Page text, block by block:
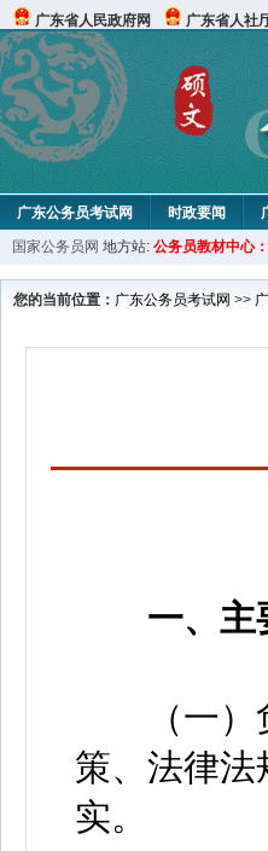
广东省人民政府网 广东省人社
广东公务员考试网 时政要闻
国家公务员网 地方站: 公务员教材中心
您的当前位置： 广东公务员考试网 >>
一、主
（一）负
策、法律
实。